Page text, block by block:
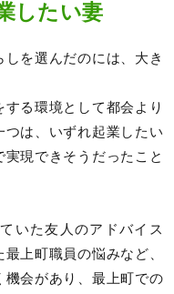
したい妻
を選んだのには、大き
る環境として都会より
は、いずれ起業したい
現できそうだったこと
いた友人のアドバイス
上町職員の悩みなど、
会があり、最上町での